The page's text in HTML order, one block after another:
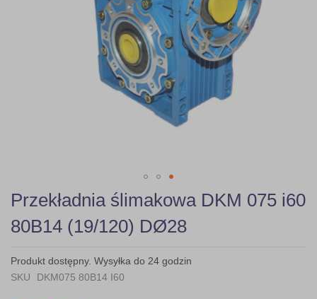
Skip
to
the
beginning
the
images
Przekładnia ślimakowa DKM 075 i60
80B14 (19/120) DØ28
Produkt dostępny. Wysyłka do 24 godzin
SKU
DKM075 80B14 I60